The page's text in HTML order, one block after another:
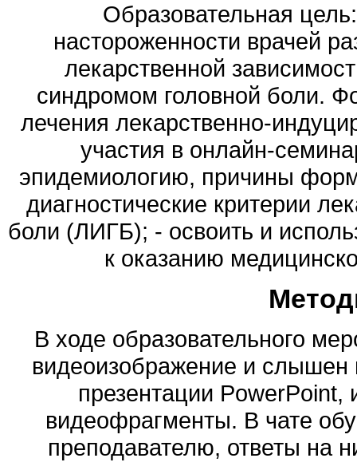
Образовательная
настороженности врачей
лекарственной
синдромом головной боли.
лечения лекарственно-
участия в онлайн-
эпидемиологию, причины
диагностические критерии
боли (ЛИГБ); - освоить и
к оказанию
В ходе образовательного
видеоизображение и слышен
презентации PowerPoint,
видеофрагменты. В чате
преподавателю, ответы на